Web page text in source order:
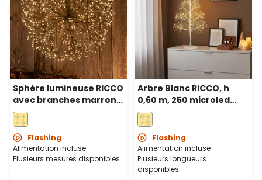
Sphère lumineuse RICCO
avec branches marrons,
Ø 60 cm, 1200 microled
blanc chaud, intérieur
Flashing
Alimentation incluse
Plusieurs mesures disponibles
Arbre Blanc RICCO, h
0,60 m, 250 microled
blanc chaud, intérieur
Flashing
Alimentation incluse
Plusieurs longueurs
disponibles